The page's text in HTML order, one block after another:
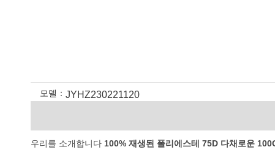
모델： JYHZ230221120
우리를 소개합니다 100% 재생된 폴리에스테 75D 다채로운